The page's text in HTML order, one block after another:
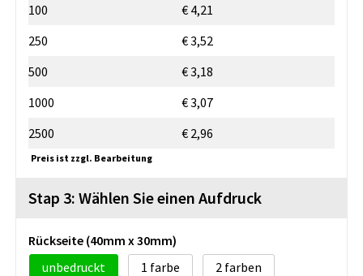
100
€ 4,21
250
€ 3,52
500
€ 3,18
1000
€ 3,07
2500
€ 2,96
Preis ist zzgl. Bearbeitung
Stap 3: Wählen Sie einen Aufdruck
Rückseite (40mm x 30mm)
unbedruckt
1
2